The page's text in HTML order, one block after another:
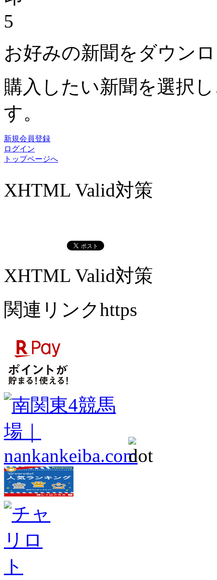
5
お好みの新聞をダウン
購入したい新聞を選択
す。
新規会員登録
ログイン
トップページへ
XHTML Valid対策
XHTML Valid対策
関連リンクhttps